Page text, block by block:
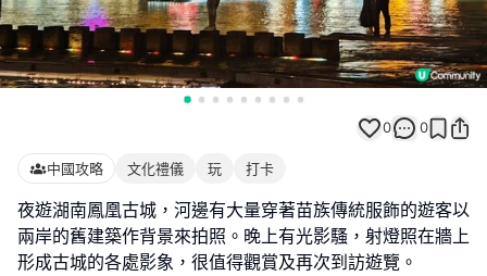
0 0
中國攻略 文化禮儀 玩 打卡
夜遊湖南鳳凰古城，河邊有大量穿著苗族傳統服飾的遊客以
兩岸的舊建築作背景來拍照。晚上有光影騷，射燈照在牆上